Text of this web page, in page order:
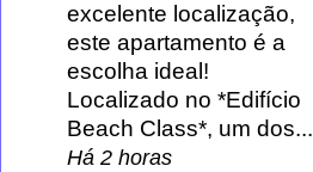
excelente localização,
este apartamento é a
escolha ideal!
Localizado no *Edifício
Beach Class*, um dos...
Há 2 horas